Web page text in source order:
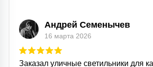
ПОДВЕСНЫЕ
Андрей Семенычев
16 марта 2026
Заказал уличные светильники для